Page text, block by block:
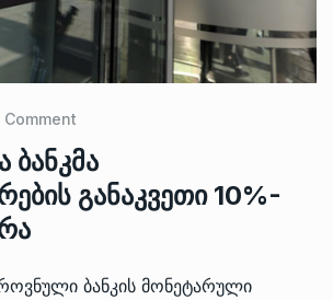
Comment
განაკვეთი 10%-
ბანკის მონეტარული